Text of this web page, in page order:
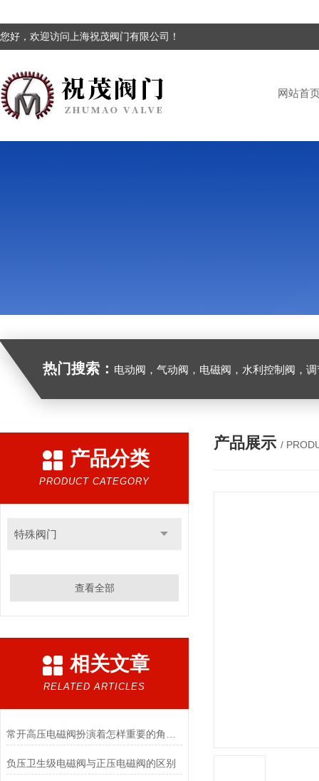
您好，欢迎访问上海祝茂阀门有限公司！
网站首
热门搜索： 电动阀，气动阀，电磁阀，水利控制阀，调节
产品分类
PRODUCT CATEGORY
特殊阀门
查看全部
相关文章
RELATED ARTICLES
负压卫生级电磁阀与正压电磁阀的区别
产品展示 /